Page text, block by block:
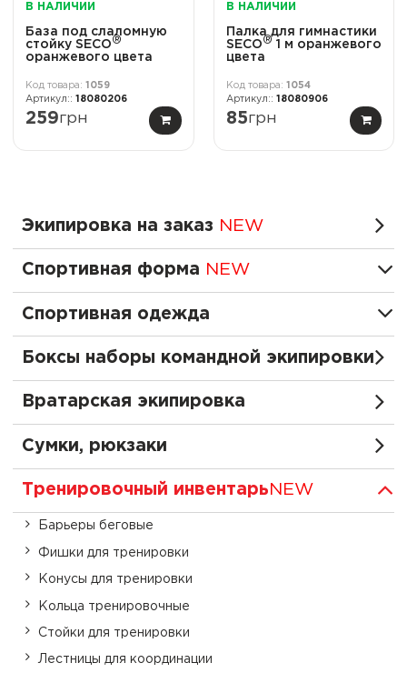
В НАЛИЧИИ
База под слаломную
стойку SECO®
оранжевого цвета
1059
18080206
259грн
В НАЛИЧИИ
Палка для гимнастики
SECO® 1 м оранжевого
цвета
1054
18080906
85грн
Экипировка на заказ NEW
Спортивная форма NEW
Спортивная одежда
Боксы наборы командной экипировки
Вратарская экипировка
Сумки, рюкзаки
Тренировочный инвентарь NEW
Барьеры беговые
Фишки для тренировки
Конусы для тренировки
Кольца тренировочные
Стойки для тренировки
Лестницы для координации